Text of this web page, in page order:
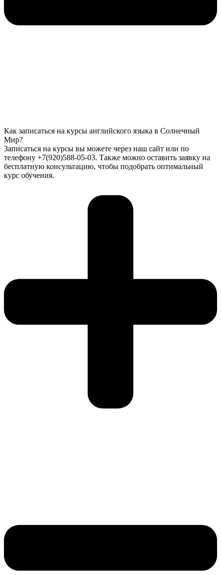
Как записаться на курсы английского языка в Солнечный
Мир?
Записаться на курсы вы можете через наш сайт или по
телефону +7(920)588-05-03. Также можно оставить заявку на
бесплатную консультацию, чтобы подобрать оптимальный
курс обучения.